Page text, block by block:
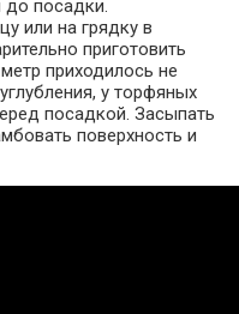
до посадки.
или на грядку в
приготовить
приходилось не
у торфяных
посадкой. Засыпать
поверхность и